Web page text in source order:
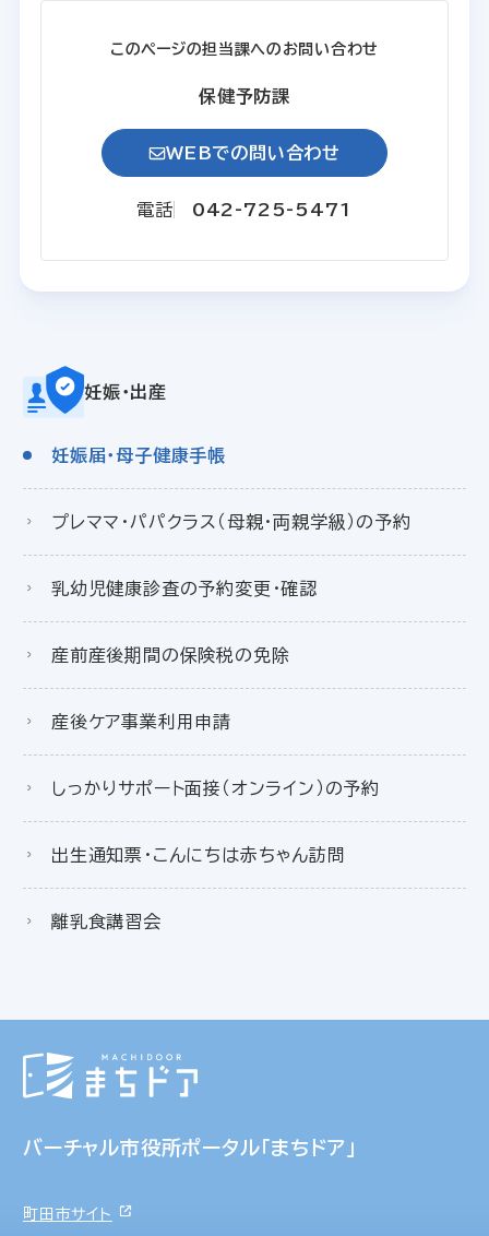
このページの担当課へのお問い合わせ
保健予防課
WEBでの問い合わせ
電話 042-725-5471
妊娠・出産
妊娠届・母子健康手帳
プレママ・パパクラス（母親・両親学級）の予約
乳幼児健康診査の予約変更・確認
産前産後期間の保険税の免除
産後ケア事業利用申請
しっかりサポート面接（オンライン）の予約
出生通知票・こんにちは赤ちゃん訪問
離乳食講習会
バーチャル市役所ポータル「まちドア」
町田市サイト